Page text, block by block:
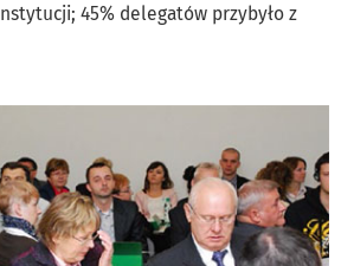
45% delegatów przybyło z